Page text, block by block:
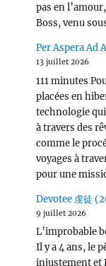
pas en
Boss, venu
Per Aspera Ad
13 juillet 2026
111 minutes
placées en
technologie
à travers des
comme le
voyages à
pour une
Devotee 虔徒
9 juillet 2026
L’improbable
Il y a 4 ans, le
injustement et